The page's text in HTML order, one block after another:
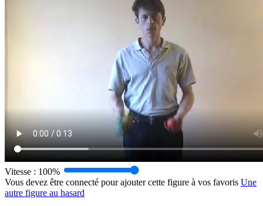
Vitesse : 100%
Vous devez être connecté pour ajouter cette figure à vos favoris Une
autre figure au hasard